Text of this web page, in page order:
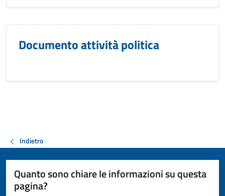
Documento attività politica
Indietro
Quanto sono chiare le informazioni su questa
pagina?